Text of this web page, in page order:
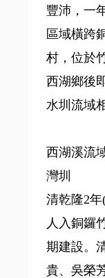
豐沛，一
區域橫跨
村，位於
西湖鄉後
水圳流域
西湖溪流
灣圳
清乾隆2
人入銅鑼
期建設。
貴、吳榮